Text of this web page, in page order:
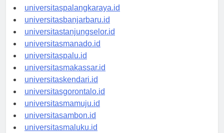
universitaspontianak.id
universitaspalangkaraya.id
universitasbanjarbaru.id
universitastanjungselor.id
universitasmanado.id
universitaspalu.id
universitasmakassar.id
universitaskendari.id
universitasgorontalo.id
universitasmamuju.id
universitasambon.id